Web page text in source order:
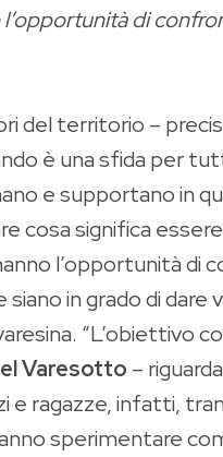
di
del territorio –
è una sfida per
e supportano in
significa
l’opportunità
in grado di dare
“L’obiettivo
Varesotto –
ragazze, infatti,
sperimentare